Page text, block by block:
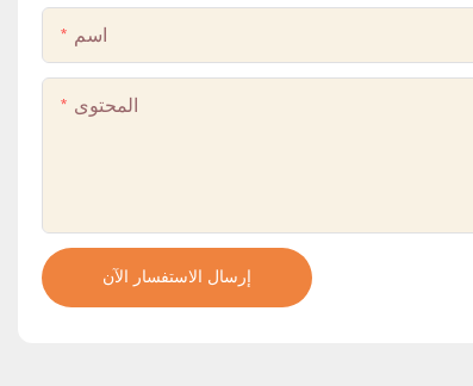
اسم
المحتوى
إرسال الاستفسار الآن